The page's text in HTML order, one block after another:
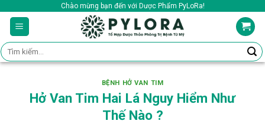
content
Chào mừng bạn đến với Dược Phẩm PyLoRa!
Tìm
kiếm:
BỆNH HỞ VAN TIM
Hở Van Tim Hai Lá Nguy Hiểm Như
Thế Nào ?